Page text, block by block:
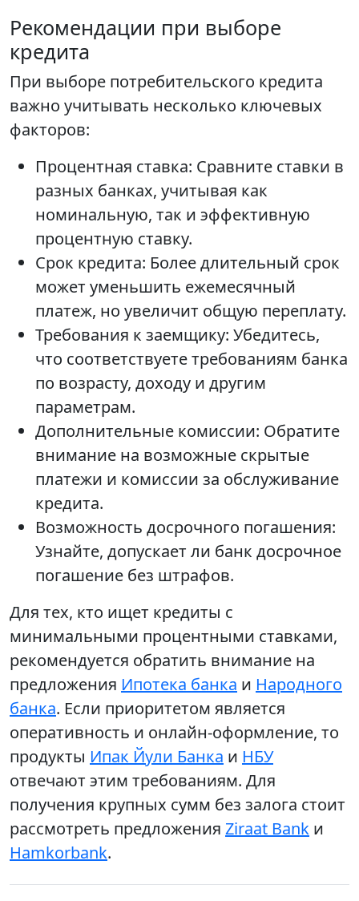
Рекомендации при выборе
кредита
При выборе потребительского кредита
важно учитывать несколько ключевых
факторов:
Процентная ставка: Сравните ставки в
разных банках, учитывая как
номинальную, так и эффективную
процентную ставку.
Срок кредита: Более длительный срок
может уменьшить ежемесячный
платеж, но увеличит общую переплату.
Требования к заемщику: Убедитесь,
что соответствуете требованиям банка
по возрасту, доходу и другим
параметрам.
Дополнительные комиссии: Обратите
внимание на возможные скрытые
платежи и комиссии за обслуживание
кредита.
Возможность досрочного погашения:
Узнайте, допускает ли банк досрочное
погашение без штрафов.
Для тех, кто ищет кредиты с
минимальными процентными ставками,
рекомендуется обратить внимание на
предложения Ипотека банка и Народного
банка. Если приоритетом является
оперативность и онлайн-оформление, то
продукты Ипак Йули Банка и НБУ
отвечают этим требованиям. Для
получения крупных сумм без залога стоит
рассмотреть предложения Ziraat Bank и
Hamkorbank.